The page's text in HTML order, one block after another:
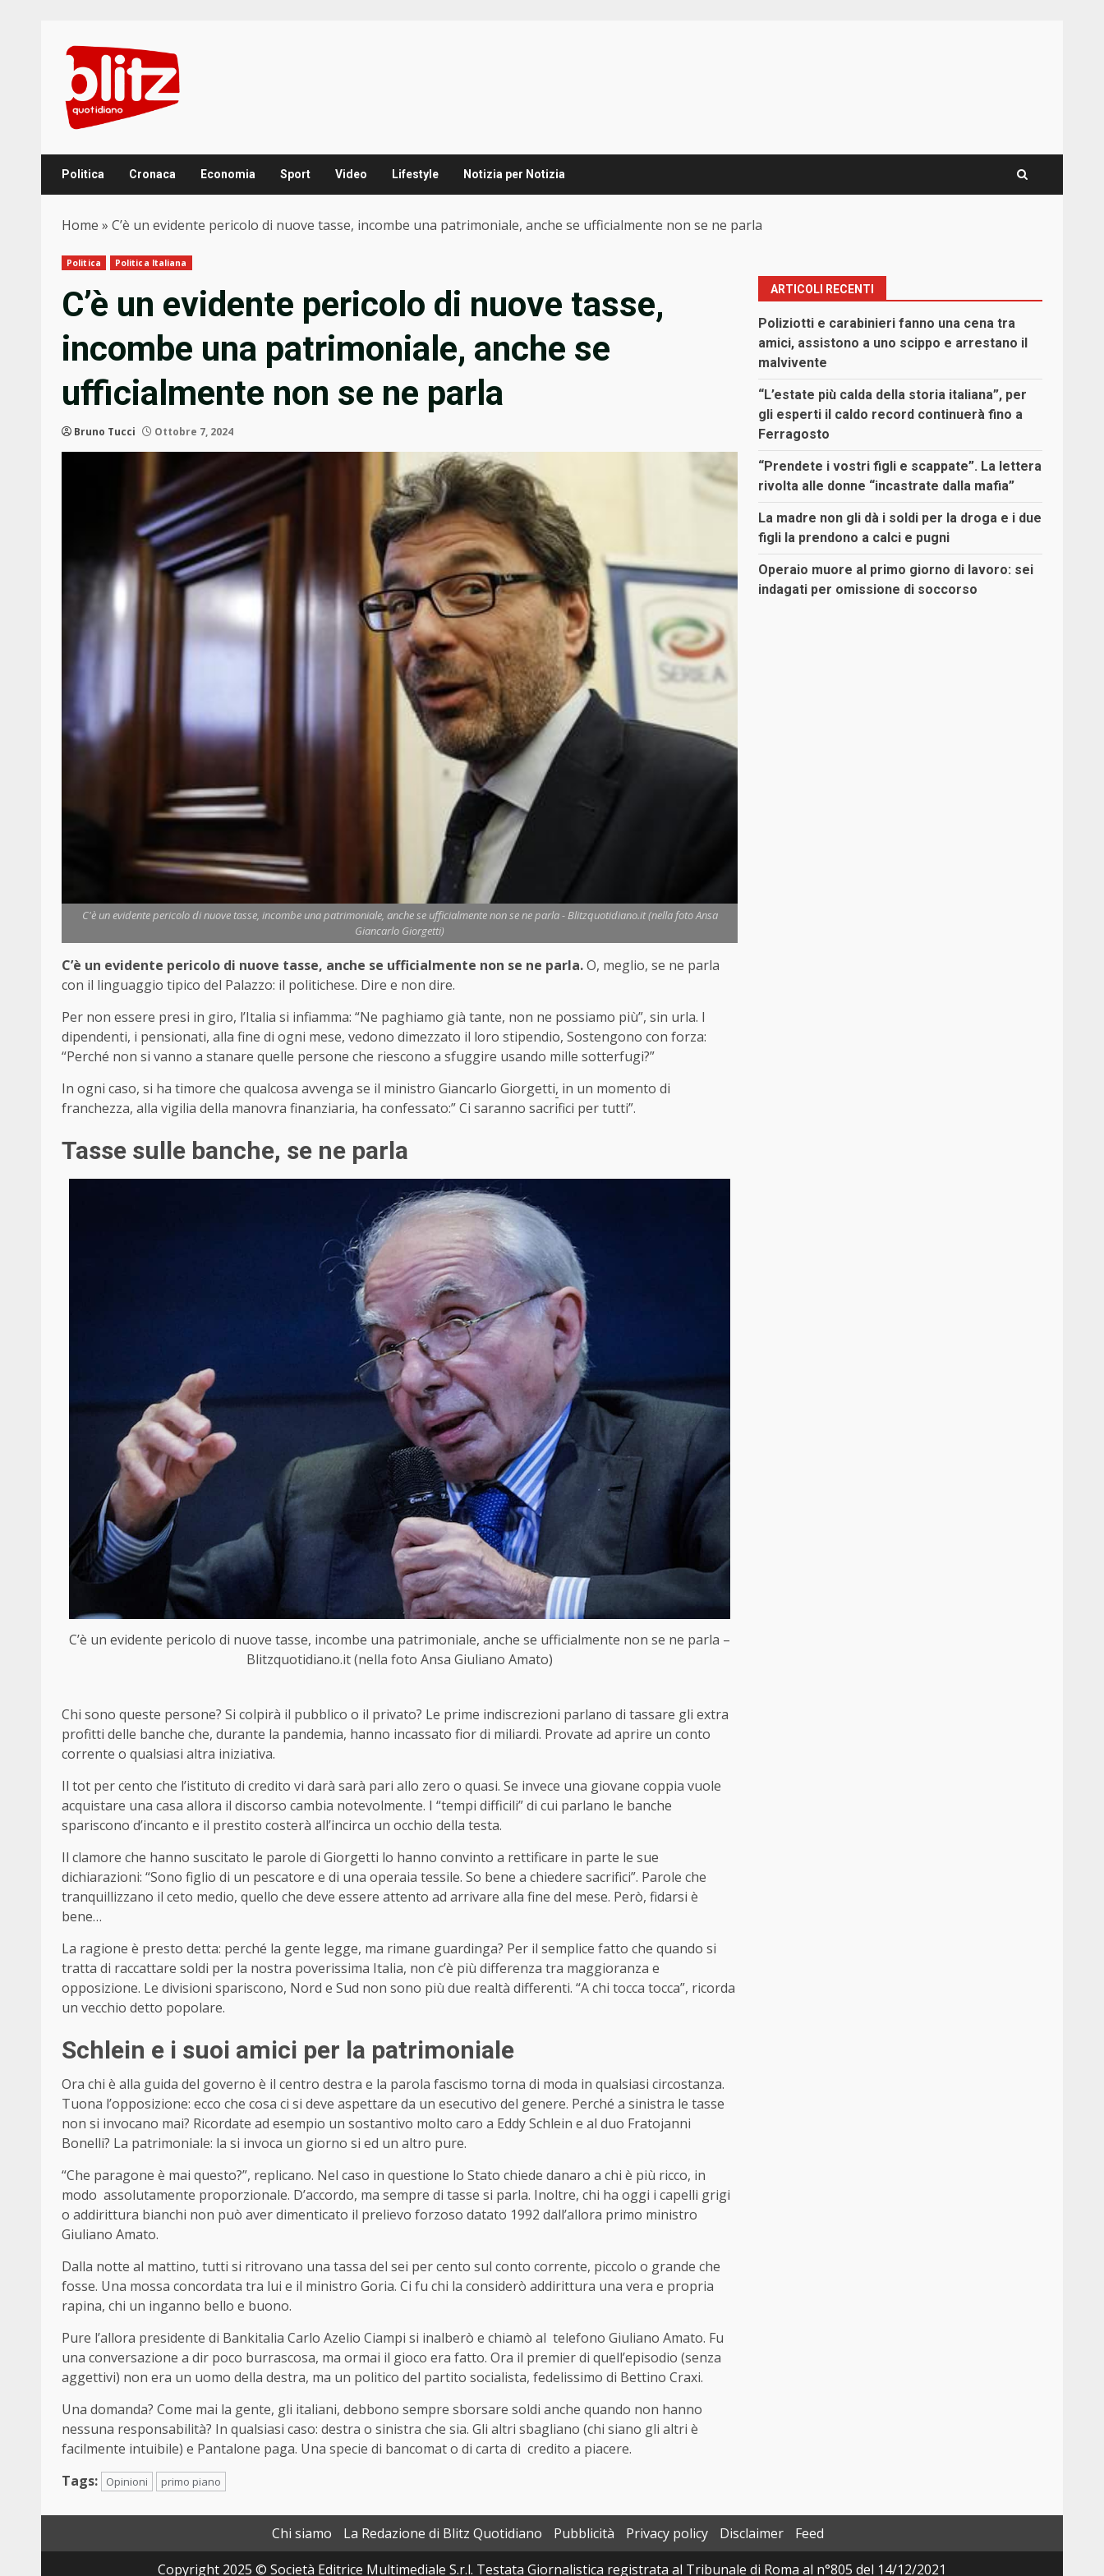
content
Politica Cronaca Economia Sport Video Lifestyle Notizia per Notizia
Home » C’è un evidente pericolo di nuove tasse, incombe una patrimoniale, anche se ufficialmente non se ne parla
Politica Politica Italiana
C’è un evidente pericolo di nuove tasse,
incombe una patrimoniale, anche se
ufficialmente non se ne parla
Bruno Tucci Ottobre 7, 2024
C'è un evidente pericolo di nuove tasse, incombe una patrimoniale, anche se ufficialmente non se ne parla - Blitzquotidiano.it (nella foto Ansa
Giancarlo Giorgetti)
C’è un evidente pericolo di nuove tasse, anche se ufficialmente non se ne parla.O, meglio, se ne parla
con il linguaggio tipico del Palazzo: il politichese. Dire e non dire.
Per non essere presi in giro, l’Italia si infiamma: “Ne paghiamo già tante, non ne possiamo più”, sin urla. I
dipendenti, i pensionati, alla fine di ogni mese, vedono dimezzato il loro stipendio, Sostengono con forza:
“Perché non si vanno a stanare quelle persone che riescono a sfuggire usando mille sotterfugi?”
In ogni caso, si ha timore che qualcosa avvenga se il ministro Giancarlo Giorgetti, in un momento di
franchezza, alla vigilia della manovra finanziaria, ha confessato:” Ci saranno sacrifici per tutti”.
Tasse sulle banche, se ne parla
C’è un evidente pericolo di nuove tasse, incombe una patrimoniale, anche se ufficialmente non se ne parla –
Blitzquotidiano.it (nella foto Ansa Giuliano Amato)
Chi sono queste persone? Si colpirà il pubblico o il privato? Le prime indiscrezioni parlano di tassare gli extra
profitti delle banche che, durante la pandemia, hanno incassato fior di miliardi. Provate ad aprire un conto
corrente o qualsiasi altra iniziativa.
Il tot per cento che l’istituto di credito vi darà sarà pari allo zero o quasi. Se invece una giovane coppia vuole
acquistare una casa allora il discorso cambia notevolmente. I “tempi difficili” di cui parlano le banche
spariscono d’incanto e il prestito costerà all’incirca un occhio della testa.
Il clamore che hanno suscitato le parole di Giorgetti lo hanno convinto a rettificare in parte le sue
dichiarazioni: “Sono figlio di un pescatore e di una operaia tessile. So bene a chiedere sacrifici”. Parole che
tranquillizzano il ceto medio, quello che deve essere attento ad arrivare alla fine del mese. Però, fidarsi è
bene…
La ragione è presto detta: perché la gente legge, ma rimane guardinga? Per il semplice fatto che quando si
tratta di raccattare soldi per la nostra poverissima Italia, non c’è più differenza tra maggioranza e
opposizione. Le divisioni spariscono, Nord e Sud non sono più due realtà differenti. “A chi tocca tocca”, ricorda
un vecchio detto popolare.
Schlein e i suoi amici per la patrimoniale
Ora chi è alla guida del governo è il centro destra e la parola fascismo torna di moda in qualsiasi circostanza.
Tuona l’opposizione: ecco che cosa ci si deve aspettare da un esecutivo del genere. Perché a sinistra le tasse
non si invocano mai? Ricordate ad esempio un sostantivo molto caro a Eddy Schlein e al duo Fratojanni
Bonelli? La patrimoniale: la si invoca un giorno si ed un altro pure.
“Che paragone è mai questo?”, replicano. Nel caso in questione lo Stato chiede danaro a chi è più ricco, in
modo assolutamente proporzionale. D’accordo, ma sempre di tasse si parla. Inoltre, chi ha oggi i capelli grigi
o addirittura bianchi non può aver dimenticato il prelievo forzoso datato 1992 dall’allora primo ministro
Giuliano Amato.
Dalla notte al mattino, tutti si ritrovano una tassa del sei per cento sul conto corrente, piccolo o grande che
fosse. Una mossa concordata tra lui e il ministro Goria. Ci fu chi la considerò addirittura una vera e propria
rapina, chi un inganno bello e buono.
Pure l’allora presidente di Bankitalia Carlo Azelio Ciampi si inalberò e chiamò al telefono Giuliano Amato. Fu
una conversazione a dir poco burrascosa, ma ormai il gioco era fatto. Ora il premier di quell’episodio (senza
aggettivi) non era un uomo della destra, ma un politico del partito socialista, fedelissimo di Bettino Craxi.
Una domanda? Come mai la gente, gli italiani, debbono sempre sborsare soldi anche quando non hanno
nessuna responsabilità? In qualsiasi caso: destra o sinistra che sia. Gli altri sbagliano (chi siano gli altri è
facilmente intuibile) e Pantalone paga. Una specie di bancomat o di carta di credito a piacere.
Tags:
Opinioni primo piano
ARTICOLI RECENTI
Poliziotti e carabinieri fanno una cena tra
amici, assistono a uno scippo e arrestano il
malvivente
“L’estate più calda della storia italiana”, per
gli esperti il caldo record continuerà fino a
Ferragosto
“Prendete i vostri figli e scappate”. La lettera
rivolta alle donne “incastrate dalla mafia”
La madre non gli dà i soldi per la droga e i due
figli la prendono a calci e pugni
Operaio muore al primo giorno di lavoro: sei
indagati per omissione di soccorso
Chi siamo La Redazione di Blitz Quotidiano Pubblicità Privacy policy Disclaimer
Feed
Copyright 2025 © Società Editrice Multimediale S.r.l. Testata Giornalistica registrata al Tribunale di Roma al n°805 del 14/12/2021